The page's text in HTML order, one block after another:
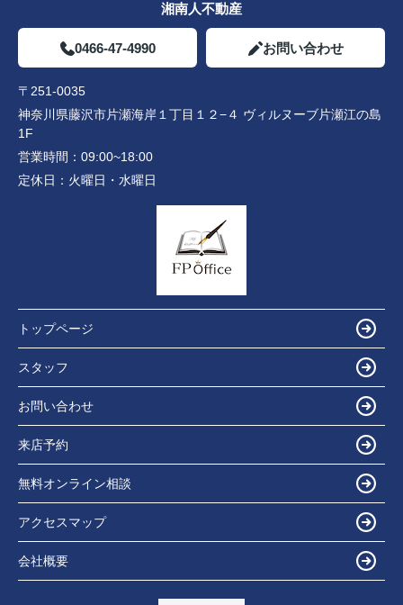
湘南人不動産
0466-47-4990 お問い合わせ
〒251-0035
神奈川県藤沢市片瀬海岸１丁目１２−４ ヴィルヌーブ片瀬江の島
1F
営業時間： 09:00~18:00
定休日： 火曜日・水曜日
トップページ
スタッフ
お問い合わせ
来店予約
無料オンライン相談
アクセスマップ
会社概要